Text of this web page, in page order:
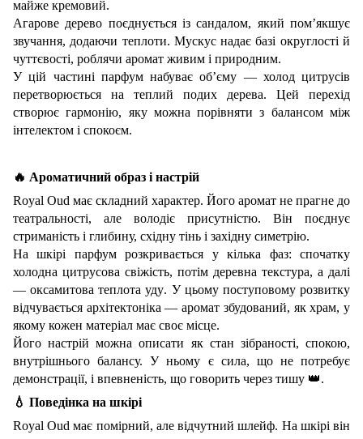
майже кремовий.
Агарове дерево поєднується із сандалом, який пом’якшує
звучання, додаючи теплоти. Мускус надає базі округлості й
чуттєвості, роблячи аромат живим і природним.
У цій частині парфум набуває об’єму — холод цитрусів
перетворюється на теплий подих дерева. Цей перехід
створює гармонію, яку можна порівняти з балансом між
інтелектом і спокоєм.
🔥 Ароматичний образ і настрій
Royal Oud має складний характер. Його аромат не прагне до
театральності, але володіє присутністю. Він поєднує
стриманість і глибину, східну тінь і західну симетрію.
На шкірі парфум розкривається у кілька фаз: спочатку
холодна цитрусова свіжість, потім деревна текстура, а далі
— оксамитова теплотауду. У цьому поступовому розвитку
відчувається архітектоніка — аромат збудований, як храм, у
якому кожен матеріал має своє місце.
Його настрій можна описати як стан зібраності, спокою,
внутрішнього балансу. У ньому є сила, що не потребує
демонстрації, і впевненість, що говорить через тишу 👑.
💧 Поведінка на шкірі
Royal Oud має помірний, але відчутний шлейф. На шкірі він